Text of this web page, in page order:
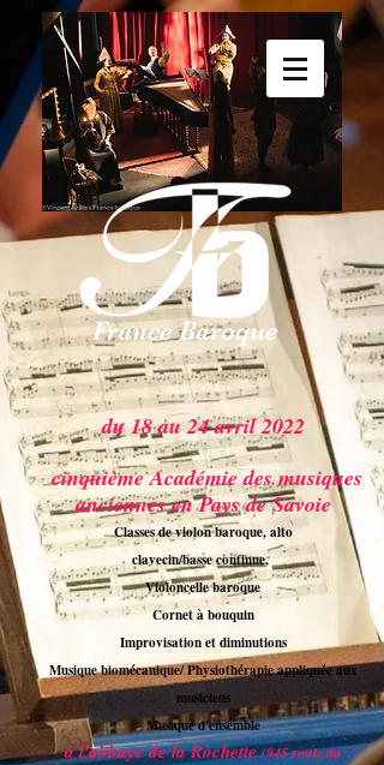
du 18 au 24 avril 2022
cinquième Académie des musiques
anciennes en Pays de Savoie
Classes de violon baroque, alto
clavecin/basse continue,
Violoncelle baroque
Cornet à bouquin
Improvisation et diminutions
Musique biomécanique/ Physiothérapie appliquée aux
musiciens
Musique d'ensemble
à l'abbaye de la Rochette (945 route du